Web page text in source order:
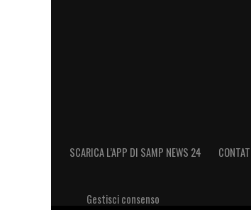
SCARICA L’APP DI SAMP NEWS 24
Gestisci consenso